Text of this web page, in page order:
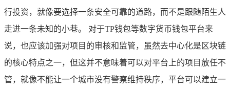
行投资，就像要选择一条安全可靠的道路，而不是跟随陌生人
走进一条未知的小巷。 对于TP钱包等数字货币钱包平台来
说，也应该加强对项目的审核和监管，虽然去中心化是区块链
的核心特点之一，但这并不意味着可以对平台上的项目放任不
管，就像不能让一个城市没有警察维持秩序，平台可以建立一